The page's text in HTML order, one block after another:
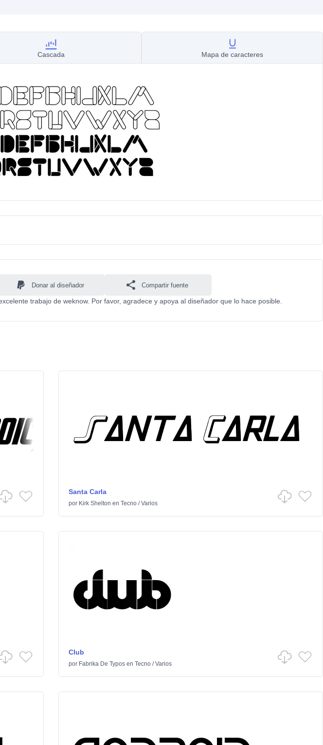
Cascada Mapa de caracteres
Donar al diseñador Compartir fuente
trabajo de weknow. Por favor, agradece y apoya al diseñador que lo hace posible.
Santa Carla
por Kirk Shelton en Tecno/Varios
Club
por Fabrika De Typosen Tecno/Varios